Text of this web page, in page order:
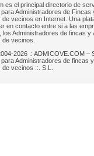
es el principal directorio de
Administradores de Fincas
de vecinos en Internet. Una
en contacto entre si a las
los Administradores de fincas y
vecinos.
2026 .: ADMICOVE.COM –
Administradores de fincas y
vecinos ::. S.L.